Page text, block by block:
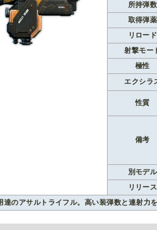
所持弾数
取得弾薬
リロード
射撃モー
極性
エクシラ
性質
備考
別モデル
リリース
達のアサルトライフル。高い装弾数と連射力を